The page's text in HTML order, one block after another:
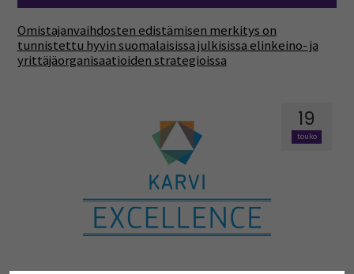
Omistajanvaihdosten edistämisen merkitys on
tunnistettu hyvin suomalaisissa julkisissa elinkeino- ja
yrittäjäorganisaatioiden strategioissa
19
touko